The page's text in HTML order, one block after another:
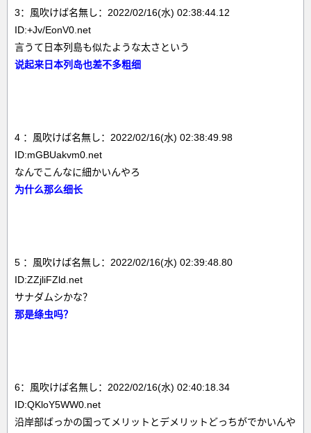
3：風吹けば名無し：2022/02/16(水) 02:38:44.12
ID:+Jv/EonV0.net
言うて日本列島も似たような太さという
说起来日本列岛也差不多粗细
4 ：風吹けば名無し：2022/02/16(水) 02:38:49.98
ID:mGBUakvm0.net
なんでこんなに細かいんやろ
为什么那么细长
5 ：風吹けば名無し：2022/02/16(水) 02:39:48.80
ID:ZZjliFZld.net
サナダムシかな？
那是绦虫吗？
6：風吹けば名無し：2022/02/16(水) 02:40:18.34
ID:QKloY5WW0.net
沿岸部ばっかの国ってメリットとデメリットどっちがでかいんや